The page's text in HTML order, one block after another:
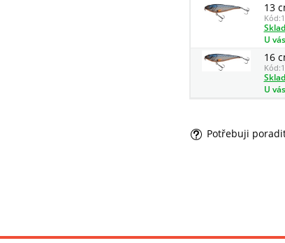
13
Kód:
U
16
Kód:
U
Potřebuji